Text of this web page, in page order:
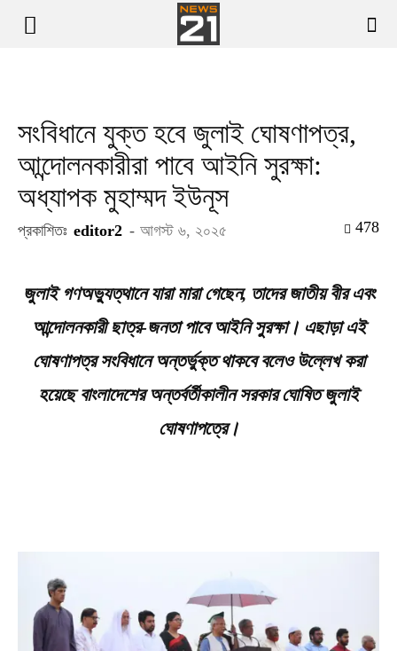
সংবিধানে যুক্ত হবে জুলাই ঘোষণাপত্র,
আন্দোলনকারীরা পাবে আইনি সুরক্ষা:
অধ্যাপক মুহাম্মদ ইউনূস
প্রকাশিতঃ editor2 - আগস্ট ৬, ২০২৫ 478
জুলাই গণঅভ্যুত্থানে যারা মারা গেছেন, তাদের জাতীয় বীর এবং
আন্দোলনকারী ছাত্র-জনতা পাবে আইনি সুরক্ষা। এছাড়া এই
ঘোষণাপত্র সংবিধানে অন্তর্ভুক্ত থাকবে বলেও উল্লেখ করা
হয়েছে বাংলাদেশের অন্তর্বর্তীকালীন সরকার ঘোষিত জুলাই
ঘোষণাপত্রে।